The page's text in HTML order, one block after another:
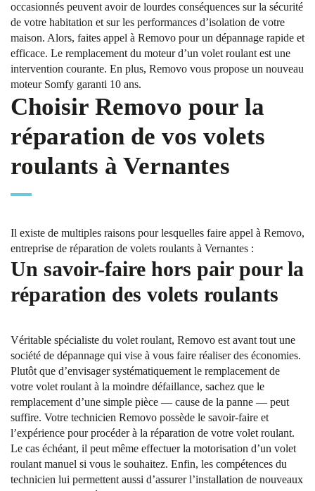
occasionnés peuvent avoir de lourdes conséquences sur la sécurité
de votre habitation et sur les performances d’isolation de votre
maison. Alors, faites appel à Removo pour un dépannage rapide et
efficace. Le remplacement du moteur d’un volet roulant est une
intervention courante. En plus, Removo vous propose un nouveau
moteur Somfy garanti 10 ans.
Choisir Removo pour la
réparation de vos volets
roulants à Vernantes
Il existe de multiples raisons pour lesquelles faire appel à Removo,
entreprise de réparation de volets roulants à Vernantes :
Un savoir-faire hors pair pour la
réparation des volets roulants
Véritable spécialiste du volet roulant, Removo est avant tout une
société de dépannage qui vise à vous faire réaliser des économies.
Plutôt que d’envisager systématiquement le remplacement de
votre volet roulant à la moindre défaillance, sachez que le
remplacement d’une simple pièce — cause de la panne — peut
suffire. Votre technicien Removo possède le savoir-faire et
l’expérience pour procéder à la réparation de votre volet roulant.
Le cas échéant, il peut même effectuer la motorisation d’un volet
roulant manuel si vous le souhaitez. Enfin, les compétences du
technicien lui permettent aussi d’assurer l’installation de nouveaux